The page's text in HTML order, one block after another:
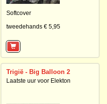
Softcover
tweedehands € 5,95
Trigië - Big Balloon 2
Laatste uur voor Elekton